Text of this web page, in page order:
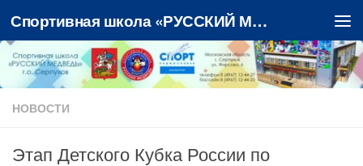
Перейти к содержимому Спортивная школа «РУССКИЙ МЕДВЕДЬ»
НОВОСТИ
Этап Детского Кубка России по